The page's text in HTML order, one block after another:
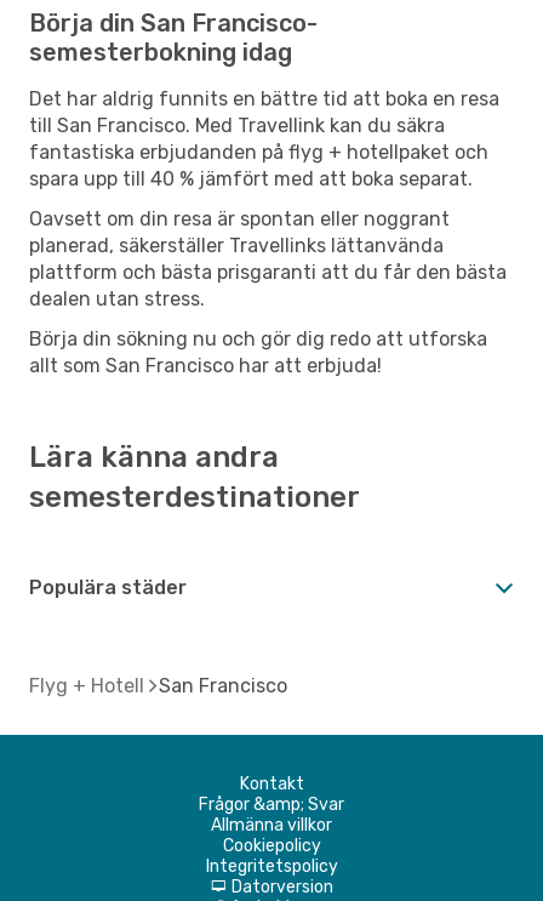
Börja din San Francisco-
semesterbokning idag
Det har aldrig funnits en bättre tid att boka en resa
till San Francisco. Med Travellink kan du säkra
fantastiska erbjudanden på flyg + hotellpaket och
spara upp till 40 % jämfört med att boka separat.
Oavsett om din resa är spontan eller noggrant
planerad, säkerställer Travellinks lättanvända
plattform och bästa prisgaranti att du får den bästa
dealen utan stress.
Börja din sökning nu och gör dig redo att utforska
allt som San Francisco har att erbjuda!
Lära känna andra
semesterdestinationer
Populära städer
Flyg + Hotell San Francisco
Kontakt
Frågor &amp; Svar
Allmänna villkor
Cookiepolicy
Integritetspolicy
d Datorversion